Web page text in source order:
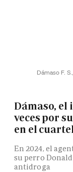
Dámaso F.
Dámaso,
veces por
en el
En 2024, el
su perro
antidroga